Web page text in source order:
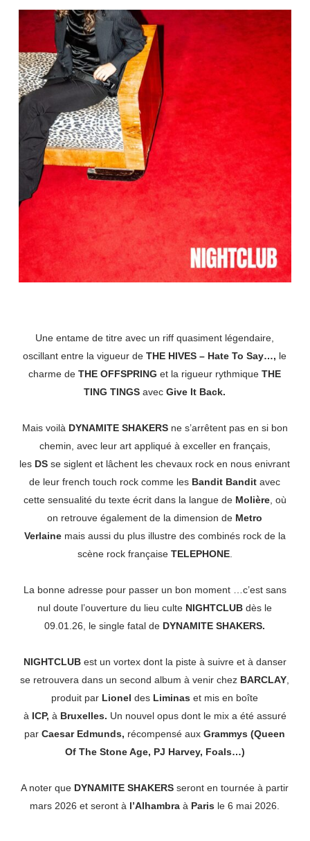
Une entame de titre avec un riff quasiment légendaire,
oscillant entre la vigueur de THE HIVES – Hate To Say…, le
charme deTHE OFFSPRINGet la rigueur rythmique THE
TING TINGSavec Give It Back.
Mais voilà DYNAMITE SHAKERSne s’arrêtent pas en si bon
chemin, avec leur art appliqué à exceller en français,
les DS se siglent et lâchent les chevaux rock en nous enivrant
de leur french touch rock comme les Bandit Bandit avec
cette sensualité du texte écrit dans la langue de Molière, où
on retrouve également de la dimension de Metro
Verlainemais aussi du plus illustre des combinés rock de la
scène rock française TELEPHONE.
La bonne adresse pour passer un bon moment …c’est sans
nul doute l’ouverture du lieu culte NIGHTCLUBdès le
09.01.26, le single fatal de DYNAMITE SHAKERS.
NIGHTCLUB est un vortex dont la piste à suivre et à danser
se retrouvera dans un second album à venir chez BARCLAY,
produit par Lioneldes Liminas et mis en boîte
àICP, àBruxelles. Un nouvel opus dont le mix a été assuré
par Caesar Edmunds, récompensé auxGrammys (Queen
Of The Stone Age, PJ Harvey, Foals…)
A noter que DYNAMITE SHAKERSseront en tournée à partir
mars 2026 et seront à l’Alhambraà Paris le 6 mai 2026.